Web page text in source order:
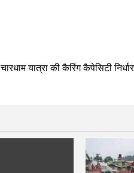
चारधाम यात्रा की कैरिंग कैपेसिटी